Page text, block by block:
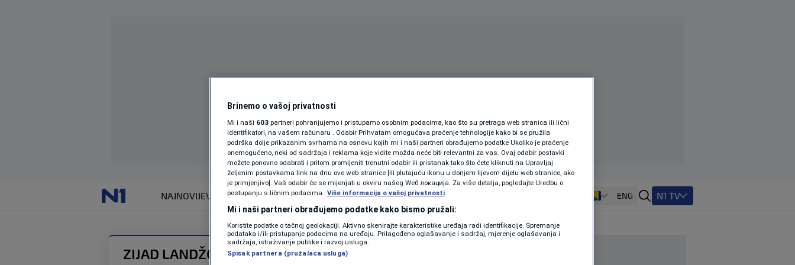
NAJNOVIJEVIJESTI SPORTSVIJET MAGAZIN
ZDRAVLJE
ENG N1 TV
ZIJAD LANDŽO
Brinemo o vašoj privatnosti
Mi i naši 603 partneri pohranjujemo i pristupamo osobnim podacima, kao što su pretraga web stranica ili lični
identifikatori, na vašem računaru . Odabir Prihvatam omogućava praćenje tehnologije kako bi se pružila
podrška dolje prikazanim svrhama na osnovu kojih mi i naši partneri obrađujemo podatke Ukoliko je praćenje
onemogućeno, neki od sadržaja i reklama koje vidite možda neće biti relevantni za vas. Ovaj odabir postavki
možete ponovno odabrati i pritom promijeniti trenutni odabir ili pristanak tako što ćete kliknuti na Upravljaj
željenim postavkama link na dnu ove web stranice [ili plutajuću ikonu u donjem lijevom dijelu web stranice, ako
je primjenjivo]. Vaš odabir će se mijenjati u okviru našeg Wеб локација. Za više detalja, pogledajte Uredbu o
postupanju s ličnim podacima. Više informacija o vašoj privatnosti
Mi i naši partneri obrađujemo podatke kako bismo pružali:
Koristite podatke o tačnoj geolokaciji. Aktivno skenirajte karakteristike uređaja radi identifikacije. Spremanje
podataka i/ili pristupanje podacima na uređaju. Prilagođeno oglašavanje i sadržaj, mjerenje oglašavanja i
sadržaja, istraživanje publike i razvoj usluga.
Spisak partnera (pružalaca usluga)